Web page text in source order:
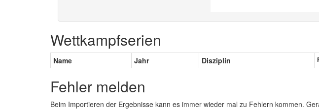
Wettkampfserien
Name Jahr Disziplin
Fehler melden
Beim Importieren der Ergebnisse kann es immer wieder mal zu Fehlern kommen.